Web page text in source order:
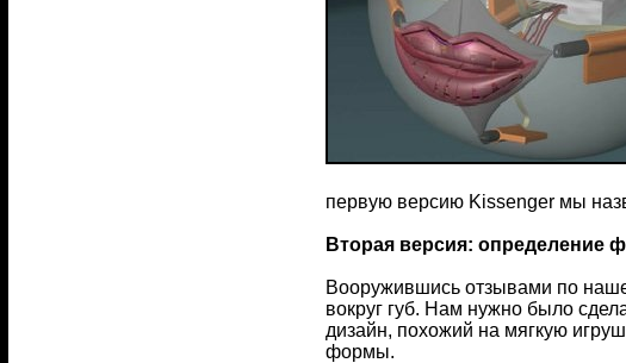
первую версию Kissenger мы
Вторая версия: определение
Вооружившись отзывами по
вокруг губ. Нам нужно было
дизайн, похожий на мягкую
формы.